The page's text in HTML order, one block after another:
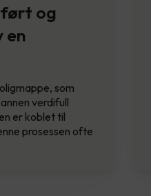
og
en
som
verdifull
er koblet til
prosessen ofte